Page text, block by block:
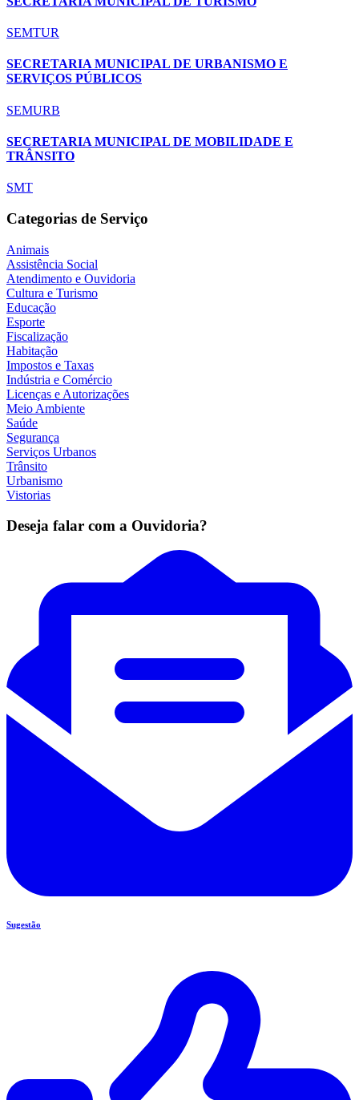
SEMTUR
SECRETARIA MUNICIPAL DE URBANISMO E
SERVIÇOS PÚBLICOS
SEMURB
SECRETARIA MUNICIPAL DE MOBILIDADE E
TRÂNSITO
SMT
Categorias de Serviço
Animais
Assistência Social
Atendimento e Ouvidoria
Cultura e Turismo
Educação
Esporte
Fiscalização
Habitação
Impostos e Taxas
Indústria e Comércio
Licenças e Autorizações
Meio Ambiente
Saúde
Segurança
Serviços Urbanos
Trânsito
Urbanismo
Vistorias
Deseja falar com a Ouvidoria?
Sugestão